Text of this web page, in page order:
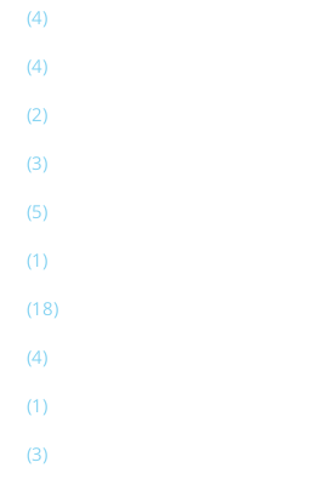
(4)
(4)
(2)
(3)
(5)
(1)
(18)
(4)
(1)
(3)